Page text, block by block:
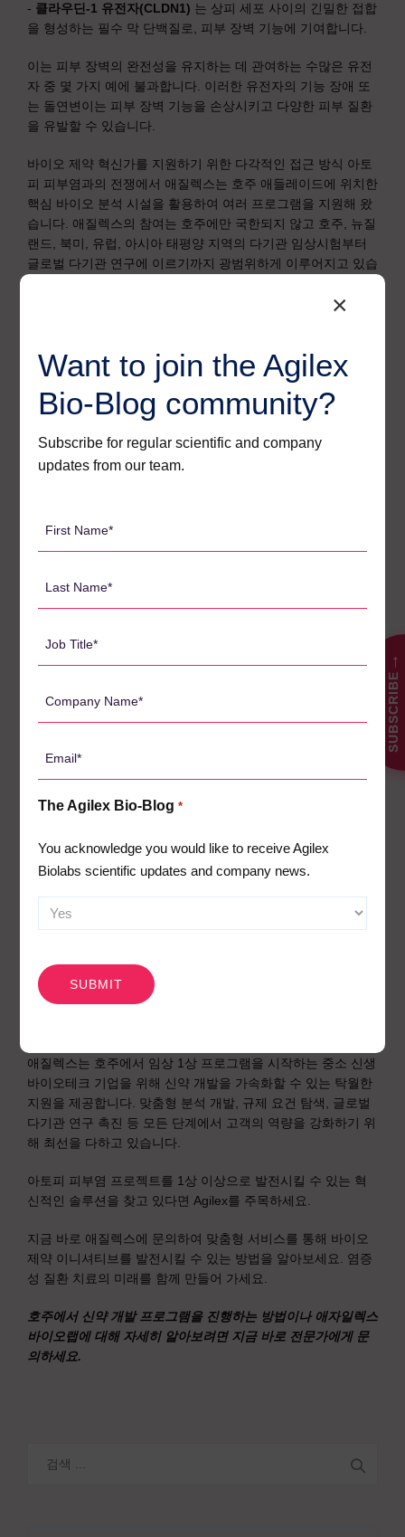
- 클라우딘-1 유전자(CLDN1) 는 상피 세포 사이의 긴밀한 접합
을 형성하는 필수 막 단백질로, 피부 장벽 기능에 기여합니다.
이는 피부 장벽의 완전성을 유지하는 데 관여하는 수많은 유전
자 중 몇 가지 예에 불과합니다. 이러한 유전자의 기능 장애 또
는 돌연변이는 피부 장벽 기능을 손상시키고 다양한 피부 질환
을 유발할 수 있습니다.
바이오 제약 혁신가를 지원하기 위한 다각적인 접근 방식 아토
피 피부염과의 전쟁에서 애질렉스는 호주 애들레이드에 위치한
핵심 바이오 분석 시설을 활용하여 여러 프로그램을 지원해 왔
습니다. 애질렉스의 참여는 호주에만 국한되지 않고 호주, 뉴질
랜드, 북미, 유럽, 아시아 태평양 지역의 다기관 임상시험부터
글로벌 다기관 연구에 이르기까지 광범위하게 이루어지고 있습
항에 맞춘 포괄적인 서비스를 제공합니다:
- 맞춤형 약동학 및 면역원성 분석:저희 팀은 치료 효능 및 안
전성 프로파일을 이해하는 데 중요한 약물 노출 및 면역 반응을
평가하기 위한 맞춤형 분석법을 개발하고 검증하는 데 전문성
을 갖추고 있습니다.
된 바이오마커 분석법을 확립했습니다. 이러한 분석은 피부의
염증 반응 조절에 대한 귀중한 인사이트를 제공합니다.
- 조절 면역 세포 패널:
최신 기술
우리는 임상 샘플의 면역 세포, 사이토카인, 유전
털 PCR을 포함한 다중 파라메트릭 분석 기법을 사용합니다. 이
왜 애자일렉스를 선
택해야 할까요?
한 전문 과학자들로 구성된 팀입니다. 당사의 과학자들은 염증
성 질환을 유발하는 T 조절 세포와 그 역할에 대한 획기적인 연
구의 선두에 서서 과학적 지식을 풍부하게 하고 바이오 분석에
애질렉스는 호주에서 임상 1상 프로그램을 시작하는 중소 신생
바이오테크 기업을 위해 신약 개발을 가속화할 수 있는 탁월한
지원을 제공합니다. 맞춤형 분석 개발, 규제 요건 탐색, 글로벌
다기관 연구 촉진 등 모든 단계에서 고객의 역량을 강화하기 위
해 최선을 다하고 있습니다.
아토피 피부염 프로젝트를 1상 이상으로 발전시킬 수 있는 혁
신적인 솔루션을 찾고 있다면 Agilex를 주목하세요.
지금 바로 애질렉스에 문의하여 맞춤형 서비스를 통해 바이오
제약 이니셔티브를 발전시킬 수 있는 방법을 알아보세요. 염증
성 질환 치료의 미래를 함께 만들어 가세요.
호주에서 신약 개발 프로그램을 진행하는 방법이나 애자일렉스
바이오랩에 대해 자세히 알아보려면 지금 바로 전문가에게 문
의하세요.
SUBSCRIBE
→
×
Want to join the Agilex
Bio-Blog community?
Subscribe for regular scientific and company
updates from our team.
Name
The Agilex Bio-Blog *
You acknowledge you would like to receive Agilex
Biolabs scientific updates and company news.